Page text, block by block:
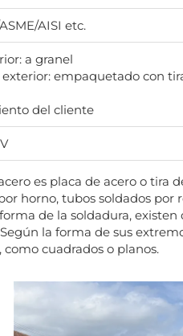
AISI etc.
a granel
empaquetado con
del cliente
es placa de acero o tira
horno, tubos soldados por
de la soldadura, existen
la forma de sus
cuadrados o planos.